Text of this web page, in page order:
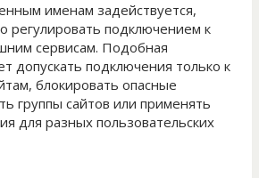
именам задействуется,
регулировать подключением к
сервисам. Подобная
допускать подключения только к
блокировать опасные
группы сайтов или применять
для разных пользовательских